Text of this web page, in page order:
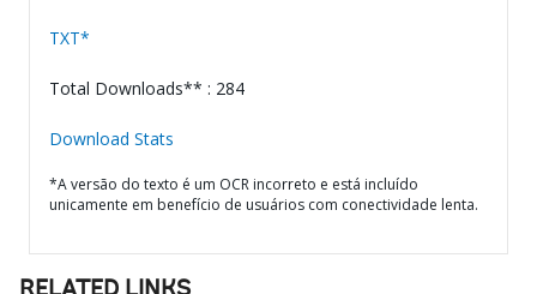
TXT*
Total Downloads** : 284
Download Stats
*A versão do texto é um OCR incorreto e está incluído
unicamente em benefício de usuários com conectividade lenta.